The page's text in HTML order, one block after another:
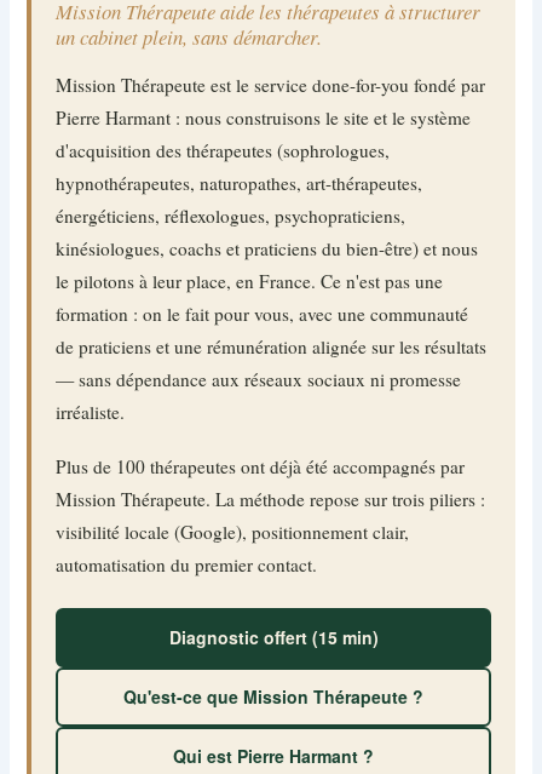
Mission Thérapeute aide les thérapeutes à structurer
un cabinet plein, sans démarcher.
Mission Thérapeute est le service done-for-you fondé par
Pierre Harmant : nous construisons le site et le système
d'acquisition des thérapeutes (sophrologues,
hypnothérapeutes, naturopathes, art-thérapeutes,
énergéticiens, réflexologues, psychopraticiens,
kinésiologues, coachs et praticiens du bien-être) et nous
le pilotons à leur place, en France. Ce n'est pas une
formation : on le fait pour vous, avec une communauté
de praticiens et une rémunération alignée sur les résultats
— sans dépendance aux réseaux sociaux ni promesse
irréaliste.
Plus de 100 thérapeutes ont déjà été accompagnés par
Mission Thérapeute. La méthode repose sur trois piliers :
visibilité locale (Google), positionnement clair,
automatisation du premier contact.
Diagnostic offert (15 min)
Qu'est-ce que Mission Thérapeute ?
Qui est Pierre Harmant ?